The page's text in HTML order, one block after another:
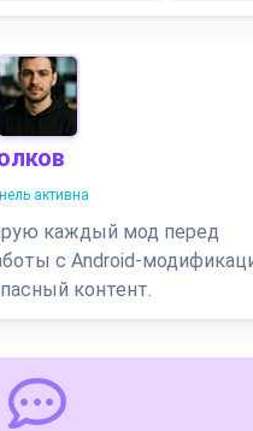
активна
каждый мод перед
с Android-
контент.